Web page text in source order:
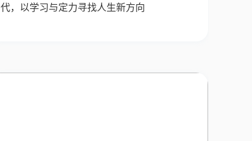
代，以学习与定力寻找人生新方向